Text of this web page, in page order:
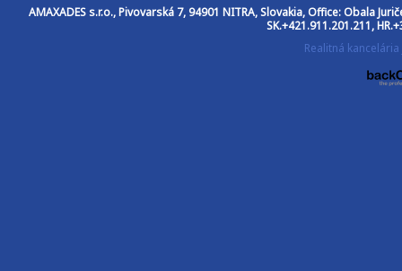
AMAXADES s.r.o., Pivovarská 7, 94901 NITRA, Slovakia, Office: Obala
SK.+421.911.201.211,
Realitná